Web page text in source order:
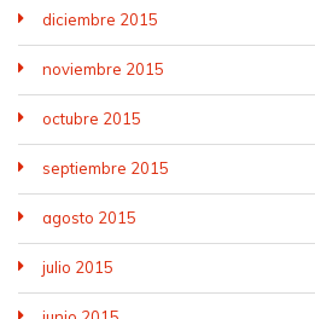
diciembre 2015
noviembre 2015
octubre 2015
septiembre 2015
agosto 2015
julio 2015